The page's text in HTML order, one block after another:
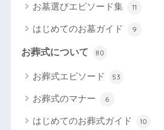
お墓選びエピソード集 11
はじめてのお墓ガイド 9
お葬式について 80
お葬式エピソード 53
お葬式のマナー 6
はじめてのお葬式ガイド 10